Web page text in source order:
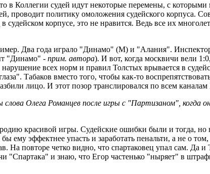
в Коллегии судей идут некоторые перемены, с которыми
проводит политику омоложения судейского корпуса.
корпусе, это не нравится. Ведь все их
Два года играло "Динамо" (М) и "Алания".
"Динамо" - прим. автора). И вот, когда москвичи вели
нарушение всех норм и правил Толстых врывается в
Табаков вместо того, чтобы как-то
лицо. И этот позор транслировался по всем
Олега Романцев после игры с "Партизаном", когда он
красивой игры. Судейские ошибки были и тогда, но
ему эффектнее упасть и заработать пенальти, а не о
На повторе четко видно, что спартаковец упал сам. Да
"Спартака" и знаю, что Егор частенько "ныряет" в